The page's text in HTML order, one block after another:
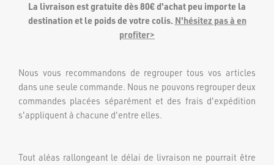
La livraison est gratuite dès 80€ d'achat peu importe la
destination et le poids de votre colis. N'hésitez pas à en
profiter>
Nous vous recommandons de regrouper tous vos articles
dans une seule commande. Nous ne pouvons regrouper deux
commandes placées séparément et des frais d'expédition
s'appliquent à chacune d'entre elles.
Tout aléas rallongeant le délai de livraison ne pourrait être